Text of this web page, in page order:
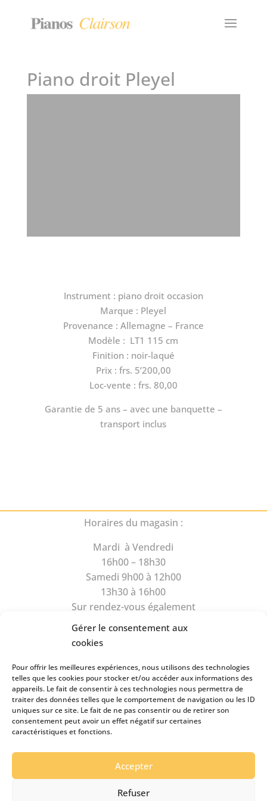
Gérer le consentement aux
cookies
Pour offrir les meilleures expériences, nous utilisons des technologies
telles que les cookies pour stocker et/ou accéder aux informations des
appareils. Le fait de consentir à ces technologies nous permettra de
traiter des données telles que le comportement de navigation ou les ID
uniques sur ce site. Le fait de ne pas consentir ou de retirer son
consentement peut avoir un effet négatif sur certaines
caractéristiques et fonctions.
Accepter
Refuser
Piano droit Pleyel
Instrument : piano droit occasion
Marque : Pleyel
Provenance : Allemagne – France
Modèle : LT1 115 cm
Finition : noir-laqué
Prix : frs. 5’200,00
Loc-vente : frs. 80,00
Garantie de 5 ans – avec une banquette –
transport inclus
Horaires du magasin :
Mardi à Vendredi
16h00 – 18h30
Samedi 9h00 à 12h00
13h30 à 16h00
Sur rendez-vous également
Rue du Camus 6
1470 Estavayer-le-Lac
Tél026 663 89 39
pianos.clairson@bluewin.ch